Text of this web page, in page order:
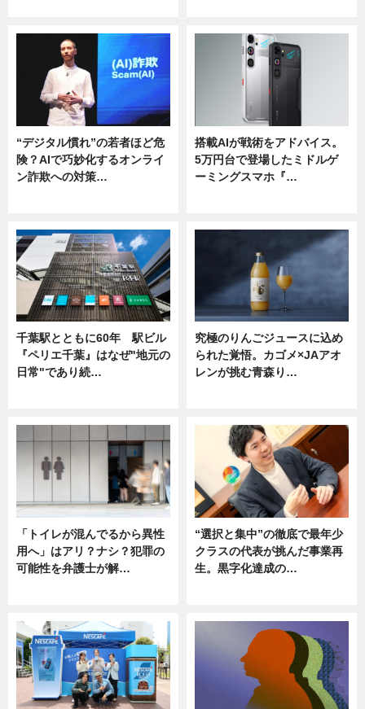
“デジタル慣れ”の若者ほど危
険？AIで巧妙化するオンライ
ン詐欺への対策…
搭載AIが戦術をアドバイス。
5万円台で登場したミドルゲ
ーミングスマホ『…
千葉駅とともに60年 駅ビル
『ペリエ千葉』はなぜ"地元の
日常"であり続…
究極のりんごジュースに込め
られた覚悟。カゴメ×JAアオ
レンが挑む青森り…
「トイレが混んでるから異性
用へ」はアリ？ナシ？犯罪の
可能性を弁護士が解…
“選択と集中”の徹底で最年少
クラスの代表が挑んだ事業再
生。黒字化達成の…